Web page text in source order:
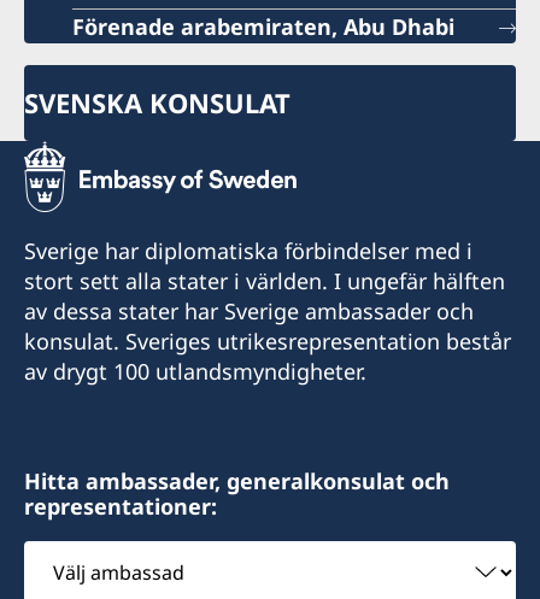
Förenade arabemiraten, Abu Dhabi
SVENSKA KONSULAT
Sverige har diplomatiska förbindelser med i
stort sett alla stater i världen. I ungefär hälften
av dessa stater har Sverige ambassader och
konsulat. Sveriges utrikesrepresentation består
av drygt 100 utlandsmyndigheter.
Hitta ambassader, generalkonsulat och
representationer:
Välj
ambassad